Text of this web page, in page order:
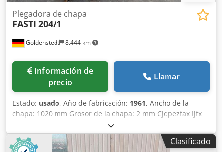
Goldenstedt 8.444 km
Plegadora de chapa
FASTI 204/1
Información de
precio
Llamar
Estado: usado, Año de fabricación: 1961, Ancho de la
chapa: 1020 mm Grosor de la chapa: 2 mm Cjdpezfax Ijfx
Clasificado